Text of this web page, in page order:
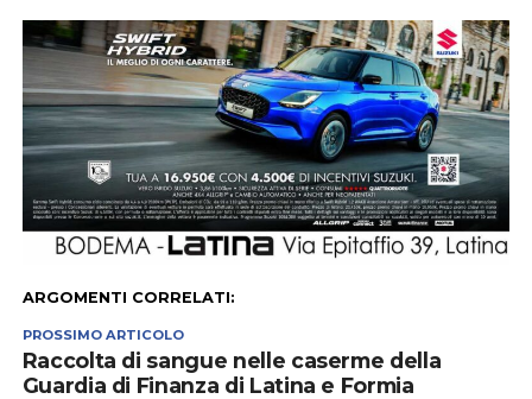
ARGOMENTI CORRELATI:
PROSSIMO ARTICOLO
Raccolta di sangue nelle caserme della
Guardia di Finanza di Latina e Formia